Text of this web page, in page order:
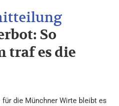
So
traf es die
die Münchner Wirte bleibt es